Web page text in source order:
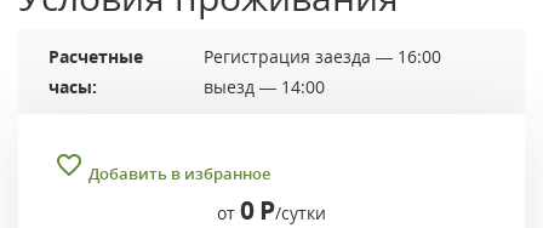
Расчетные
часы:
Регистрация заезда — 16:00
выезд — 14:00
Добавить в избранное
от 0 Р/сутки